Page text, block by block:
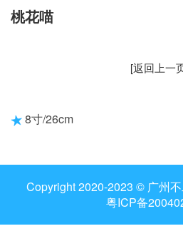
桃花喵
[返回上一
8寸/26cm
Copyright 2020-2023 © 广州
粤ICP备